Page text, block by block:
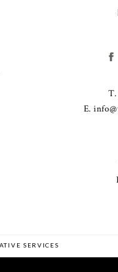
T.
E.
SERVICES